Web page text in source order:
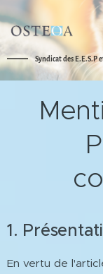
Syndicat des E.E.S.P
1.
En vertu de